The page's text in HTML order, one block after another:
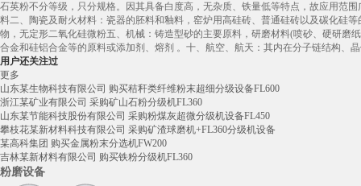
石英粉不分等级，只分规格。因其具备白度高，无杂质、铁量低等特点，故应用范
料二、陶瓷及耐火材料：瓷器的胚料和釉料，窑炉用高硅砖、普通硅砖以及碳化硅
物，无定形二氧化硅微粉五、机械：铸造型砂的主要原料，研磨材料(喷砂、硬研
合金和硅铝合金等的原料或添加剂、熔剂 。十、航空、航天：其内在分子链结构、
用户还关注过
更多
山东某生物科技有限公司 购买秸秆类纤维粉末超细分级设备FL600
浙江某矿业有限公司 采购矿山石粉分级机FL360
山东某节能科技股份有限公司 采购粉煤灰超微分级机设备FL450
攀枝花某新材料科技有限公司 采购矿渣球磨机+FL360分级机设备
某高科集团 购买金属粉末分选机FW200
吉林某新材料有限公司 购买铁粉分级机FL360
粉磨设备